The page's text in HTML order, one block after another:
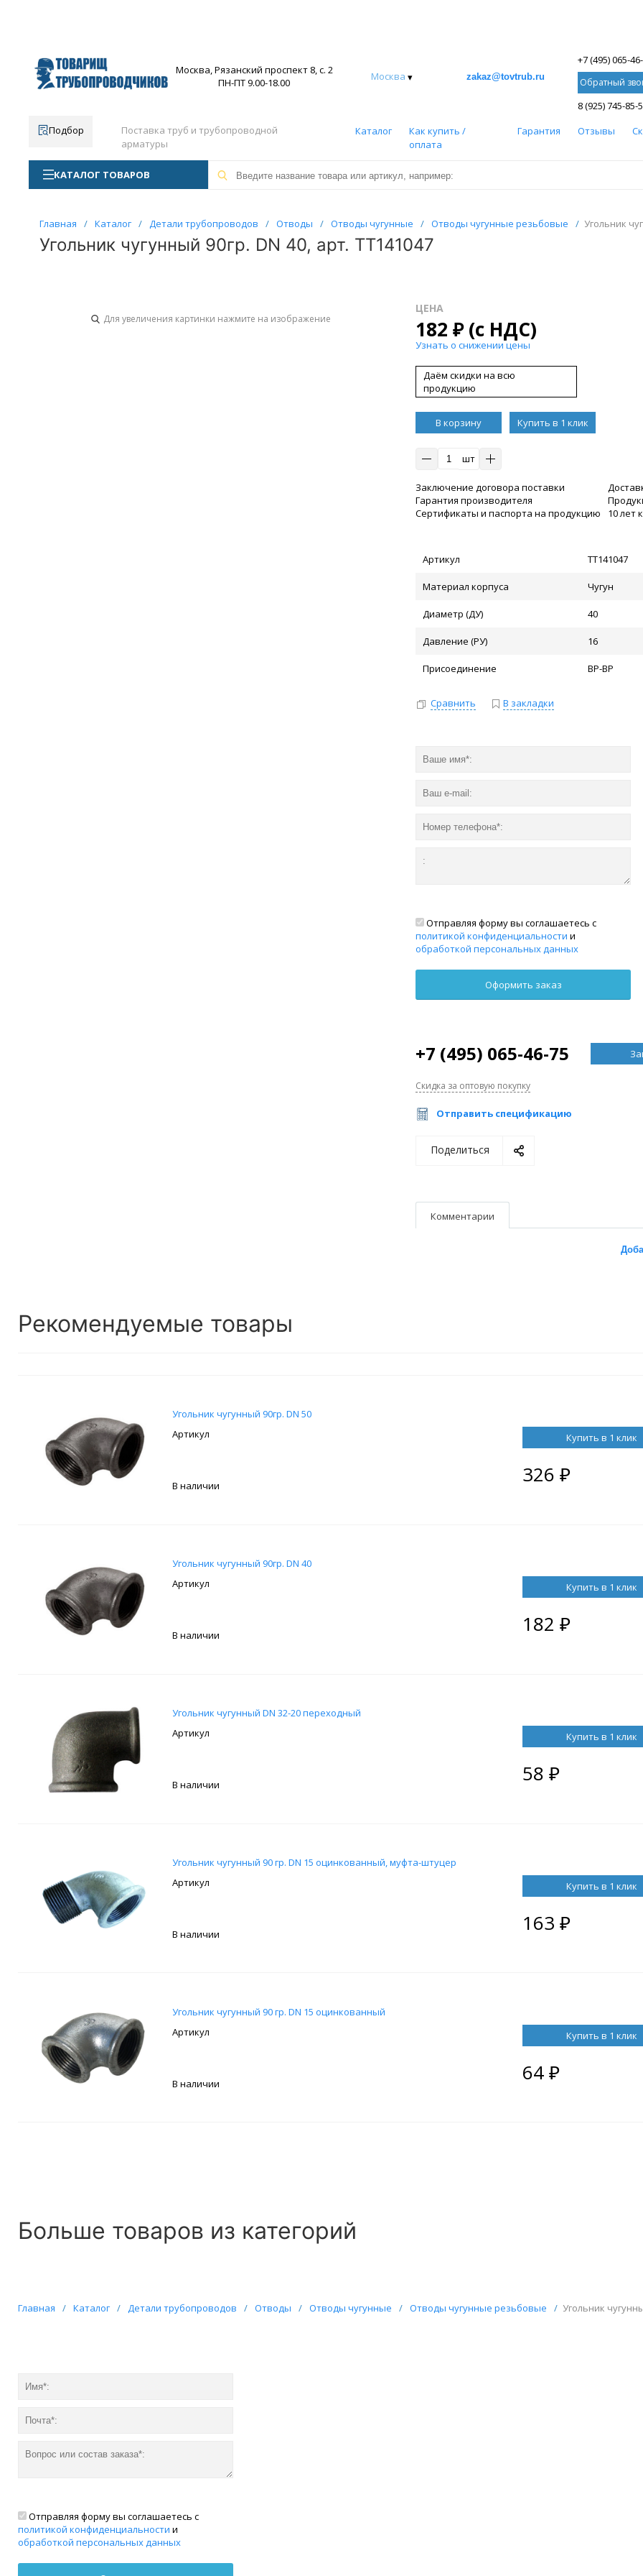
Москва, Рязанский проспект 8, с. 2
ПН-ПТ 9.00-18.00
Москва ▾ zakaz@tovtrub.ru
+7 (495) 065-
Обратный
8 (925) 745-85-
Подбор
Поставка труб и трубопроводной
арматуры
Каталог
Как купить /
оплата
Гарантия Отзывы
КАТАЛОГ ТОВАРОВ
Главная / Каталог / Детали трубопроводов / Отводы / Отводы чугунные / Отводы чугунные резьбовые / Угольник
Угольник чугунный 90гр. DN 40, арт. ТТ141047
Для увеличения картинки нажмите на изображение
ЦЕНА
182₽(с НДС)
Узнать о снижении цены
Даём скидки на всю
продукцию
В корзину Купить в 1 клик
шт
Заключение договора поставки
Гарантия производителя
Сертификаты и паспорта на продукцию
10 лет
Артикул ТТ141047
Материал корпуса Чугун
Диаметр (ДУ) 40
Давление (РУ) 16
Присоединение ВР-ВР
Сравнить В закладки
Отправляя форму вы соглашаетесь с
политикой конфиденциальности и
обработкой персональных данных
+7 (495) 065-46-75
Скидка за оптовую покупку
Отправить спецификацию
Поделиться
Комментарии
Рекомендуемые товары
Угольник чугунный 90гр. DN 50
В наличии
Купить в 1 клик
326₽
Угольник чугунный 90гр. DN 40
В наличии
Купить в 1 клик
182₽
Угольник чугунный DN 32-20 переходный
В наличии
Купить в 1 клик
58₽
Угольник чугунный 90 гр. DN 15 оцинкованный, муфта-штуцер
В наличии
Купить в 1 клик
163₽
Угольник чугунный 90 гр. DN 15 оцинкованный
В наличии
Купить в 1 клик
64₽
Больше товаров из категорий
Главная / Каталог / Детали трубопроводов / Отводы / Отводы чугунные / Отводы чугунные резьбовые / Угольник
Отправляя форму вы соглашаетесь с
политикой конфиденциальности и
обработкой персональных данных